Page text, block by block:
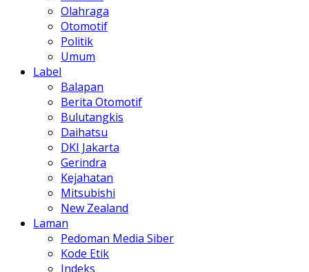
Olahraga
Otomotif
Politik
Umum
Label
Balapan
Berita Otomotif
Bulutangkis
Daihatsu
DKI Jakarta
Gerindra
Kejahatan
Mitsubishi
New Zealand
Laman
Pedoman Media Siber
Kode Etik
Indeks